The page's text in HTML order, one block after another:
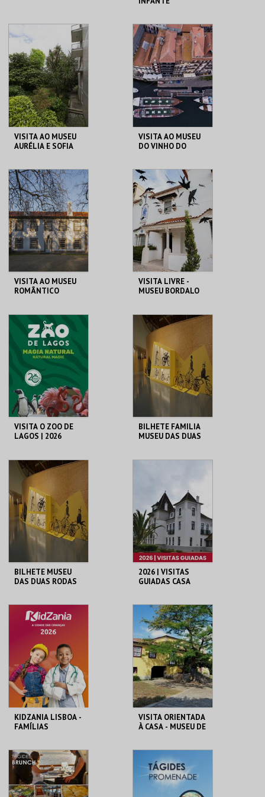
CENTRO CULTURAL
CASCAIS
MAIS INFO
COMPRAR
CASA DO INFANTE
MAIS INFO
COMPRAR
VISITA AO MUSEU
AURÉLIA E SOFIA
MUSEU AURÉLIA E
SOFIA
MAIS INFO
COMPRAR
VISITA AO MUSEU
DO VINHO DO
MUSEU DO VINHO
DO PORTO
MAIS INFO
COMPRAR
VISITA AO MUSEU
ROMÂNTICO
MUSEU ROMÂNTICO
MAIS INFO
COMPRAR
VISITA LIVRE -
MUSEU BORDALO
MUSEU BORDALO
PINHEIRO
MAIS INFO
COMPRAR
VISITA O ZOO DE
LAGOS | 2026
ZOO DE LAGOS
MAIS INFO
COMPRAR
BILHETE FAMILIA
MUSEU DAS DUAS
MAIS INFO
COMPRAR
BILHETE MUSEU
DAS DUAS RODAS
M2R
MAIS INFO
COMPRAR
2026 | VISITAS
GUIADAS CASA
CASA-MUSEU EGAS
MONIZ
MAIS INFO
COMPRAR
KIDZANIA LISBOA -
FAMÍLIAS
KIDZANIA
MAIS INFO
VISITA ORIENTADA
À CASA - MUSEU DE
LOJA DA CASA-
MUSEU CAMILO
MAIS INFO